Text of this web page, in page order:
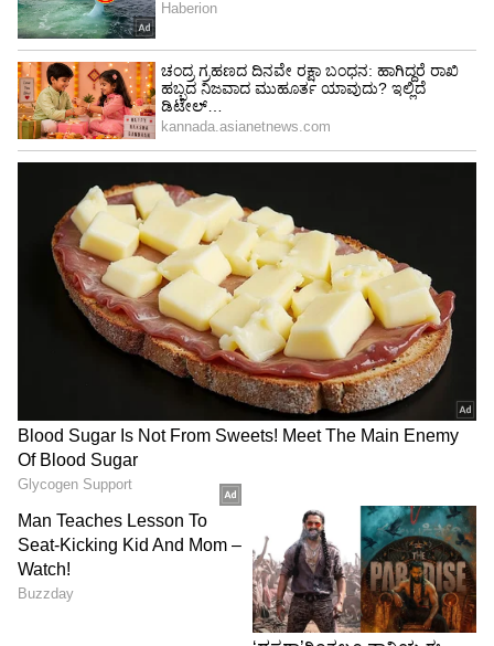
ಮೂಲ ಸಂಖ್ಯೆ 4 ಹೊಂದಿರುವವರಿಗೆ 36 ಮತ್ತು 42ನೇ
ವಯಸ್ಸು ಬಹಳ ಲಾಭದಾಯಕವಾಗಿರುತ್ತದೆ. ಈ ಸಮಯದಲ್ಲಿ
ಹಣದ ಹರಿವು, ಆಸ್ತಿಯಿಂದ ಲಾಭ ಸಿಗುವ ಸಾಧ್ಯತೆ ಇದೆ.
ಮೂಲ ಸಂಖ್ಯೆ 5
ಇವರಿಗೆ 32ನೇ ವಯಸ್ಸು ಬಹಳ ಮುಖ್ಯವಾದ ವರ್ಷ. ಈ
ವಯಸ್ಸಿನಲ್ಲಿ ಅದೃಷ್ಟ ಕೈ ಹಿಡಿಯುತ್ತದೆ, ಹಠಾತ್ ಹಣದ
ಹರಿವಿಗೂ ಅವಕಾಶವಿದೆ.